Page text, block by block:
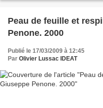
Peau de feuille et
Penone. 2000
Publié le 17/03/2009 à 12:45
Par Olivier Lussac IDEAT